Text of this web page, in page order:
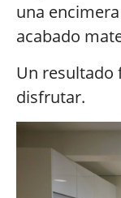
una
acabado
Un resultado
disfrutar.